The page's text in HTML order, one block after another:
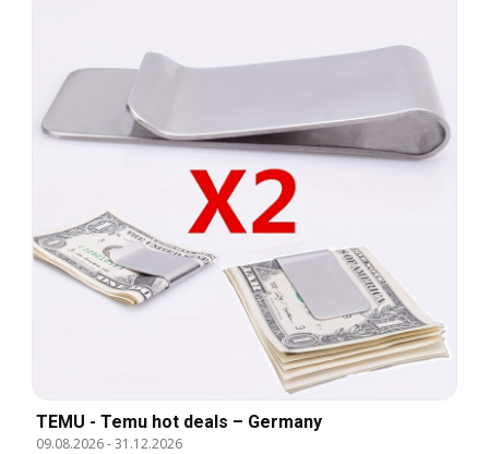
TEMU - Temu hot deals – Germany
09.08.2026-31.12.2026